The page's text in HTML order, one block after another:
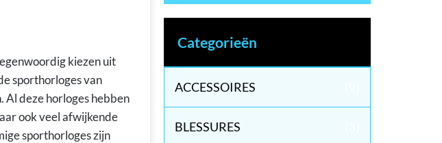
kiezen uit
sporthorloges van
Al deze horloges hebben
ook veel afwijkende
sporthorloges zijn
Categorieën
ACCESSOIRES
BLESSURES